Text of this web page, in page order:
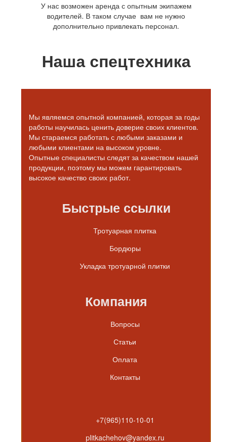
У нас возможен аренда с опытным экипажем
водителей. В таком случае вам не нужно
дополнительно привлекать персонал.
Наша спецтехника
Мы являемся опытной компанией, которая за годы
работы научилась ценить доверие своих клиентов.
Мы стараемся работать с любыми заказами и
любыми клиентами на высоком уровне.
Опытные специалисты следят за качеством нашей
продукции, поэтому мы можем гарантировать
высокое качество своих работ.
Быстрые ссылки
Тротуарная плитка
Бордюры
Укладка тротуарной плитки
Компания
Вопросы
Статьи
Оплата
Контакты
+7(965)110-10-01
plitkachehov@yandex.ru